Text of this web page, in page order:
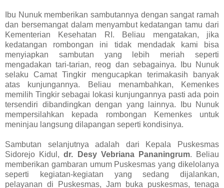
Ibu Nunuk memberikan sambutannya dengan sangat ramah
dan bersemangat dalam menyambut kedatangan tamu dari
Kementerian Kesehatan RI. Beliau mengatakan, jika
kedatangan rombongan ini tidak mendadak kami bisa
menyiapkan sambutan yang lebih meriah seperti
mengadakan tari-tarian, reog dan sebagainya. Ibu Nunuk
selaku Camat Tingkir mengucapkan terimakasih banyak
atas kunjungannya. Beliau menambahkan, Kemenkes
memilih Tingkir sebagai lokasi kunjungannya pasti ada poin
tersendiri dibandingkan dengan yang lainnya. Ibu Nunuk
mempersilahkan kepada rombongan Kemenkes untuk
meninjau langsung dilapangan seperti kondisinya.
Sambutan selanjutnya adalah dari Kepala Puskesmas
Sidorejo Kidul,dr. Desy Vebriana Pananingrum. Beliau
memberikan gambaran umum Puskesmas yang dikelolanya
seperti kegiatan-kegiatan yang sedang dijalankan,
pelayanan di Puskesmas, Jam buka puskesmas, tenaga